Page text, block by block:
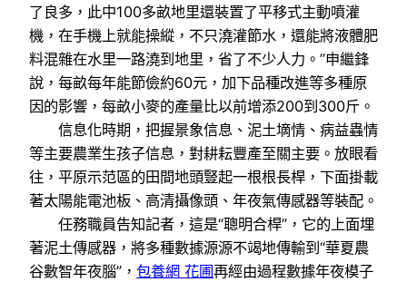
了良多，此中100多畝地里還裝置了平移式主動噴灌
機，在手機上就能操縱，不只澆灌節水，還能將液體肥
料混雜在水里一路澆到地里，省了不少人力。”申繼鋒
說，每畝每年能節儉約60元，加下品種改進等多種原
因的影響，每畝小麥的產量比以前增添200到300斤。
信息化時期，把握景象信息、泥土墑情、病益蟲情
等主要農業生孩子信息，對耕耘豐產至關主要。放眼看
往，平原示范區的田間地頭豎起一根根長桿，下面掛載
著太陽能電池板、高清攝像頭、年夜氣傳感器等裝配。
任務職員告知記者，這是“聰明合桿”，它的上面埋
著泥土傳感器，將多種數據源源不竭地傳輸到“華夏農
谷數智年夜腦”， 包養網 花圃再經由過程數據年夜模子